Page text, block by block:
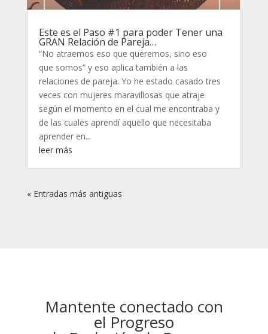
Este es el Paso #1 para poder Tener una
GRAN Relación de Pareja…
“No atraemos eso que queremos, sino eso
que somos” y eso aplica también a las
relaciones de pareja. Yo he estado casado tres
veces con mujeres maravillosas que atraje
según el momento en el cual me encontraba y
de las cuales aprendí aquello que necesitaba
aprender en...
leer más
« Entradas más antiguas
Mantente conectado con
el Progreso